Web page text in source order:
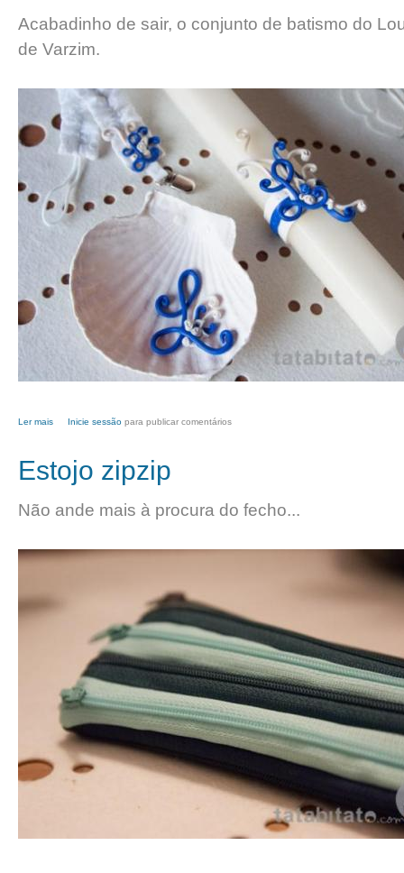
Acabadinho de sair, o conjunto de batismo do
de Varzim.
Ler mais acerca de A vela do Lourenço
Inicie sessão para publicar comentários
Estojo zipzip
Não ande mais à procura do fecho...